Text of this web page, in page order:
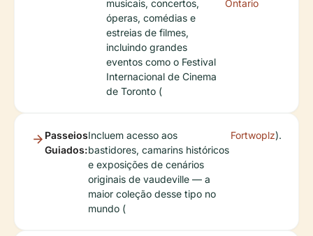
musicais, concertos,
óperas, comédias e
estreias de filmes,
incluindo grandes
eventos como o Festival
Internacional de Cinema
de Toronto (
Ontario
Passeios
Guiados:
Incluem acesso aos
bastidores, camarins históricos
e exposições de cenários
originais de vaudeville — a
maior coleção desse tipo no
mundo (
Fortwoplz).